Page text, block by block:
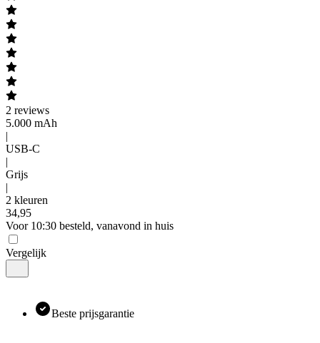
2 reviews
5.000 mAh
|
USB-C
|
Grijs
|
2 kleuren
34,95
Voor 10:30 besteld, vanavond in huis
Vergelijk
Beste prijsgarantie